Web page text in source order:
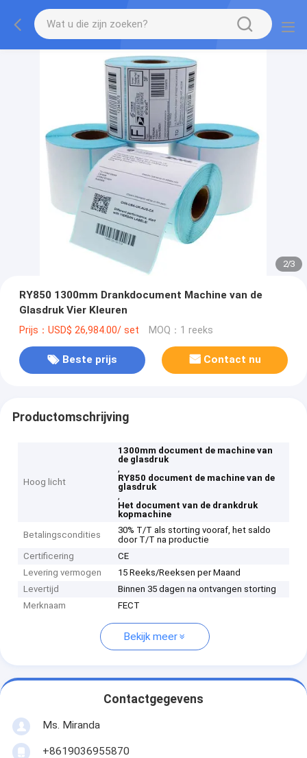
2/3
RY850 1300mm Drankdocument Machine van de
Glasdruk Vier Kleuren
Prijs：USD$ 26,984.00/ set MOQ：1 reeks
Beste prijs Contact nu
Productomschrijving
Hoog licht
1300mm document de machine van
de glasdruk
,
RY850 document de machine van de
glasdruk
,
Het document van de drankdruk
kopmachine
Betalingscondities
30% T/T als storting vooraf, het saldo
door T/T na productie
Certificering
CE
Levering vermogen
15 Reeks/Reeksen per Maand
Levertijd
Binnen 35 dagen na ontvangen storting
Merknaam
FECT
Bekijk meer
Contactgegevens
Ms. Miranda
+8619036955870